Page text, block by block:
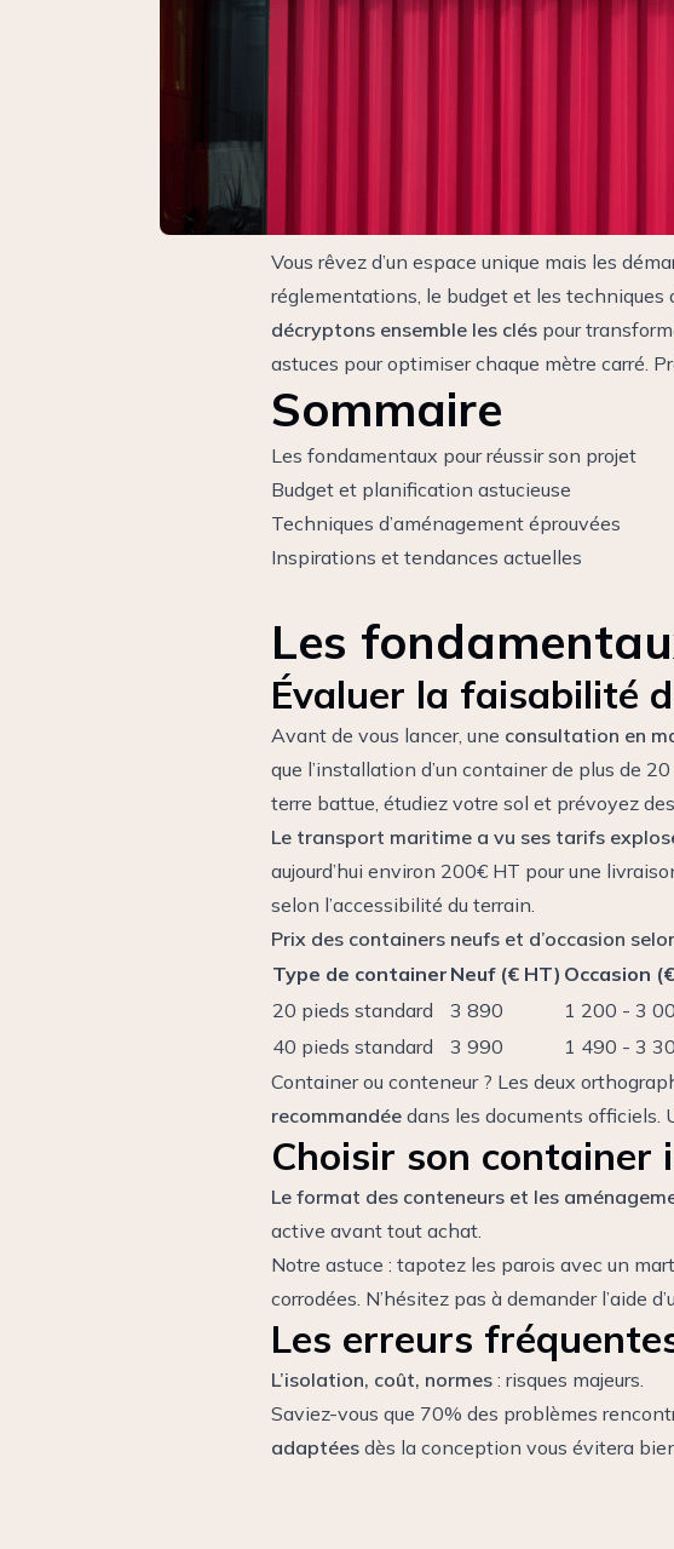
Vous rêvez d’un espace unique mais les
réglementations, le budget et les techniques
décryptons ensemble les clés pour
astuces pour optimiser chaque mètre carré.
Sommaire
Les fondamentaux pour réussir son projet
Budget et planification astucieuse
Techniques d’aménagement éprouvées
Inspirations et tendances actuelles
Les
Évaluer la faisabilité
Avant de vous lancer, une consultation en
que l’installation d’un container de plus de
terre battue, étudiez votre sol et prévoyez
Le transport maritime a vu ses tarifs
aujourd’hui environ 200€ HT pour une
selon l’accessibilité du terrain.
Prix des containers neufs et d’occasion
Type de container Neuf (€ HT) Occasion
20 pieds standard
3 890
1 200 - 3
40 pieds standard
3 990
1 490 - 3
Container ou conteneur ? Les deux
recommandée dans les documents officiels.
Choisir son container
Le format des conteneurs et les
active avant tout achat.
Notre astuce : tapotez les parois avec un
corrodées. N’hésitez pas à demander l’aide
Les erreurs
L’isolation, coût, normes : risques majeurs.
Saviez-vous que 70% des problèmes
adaptées dès la conception vous évitera